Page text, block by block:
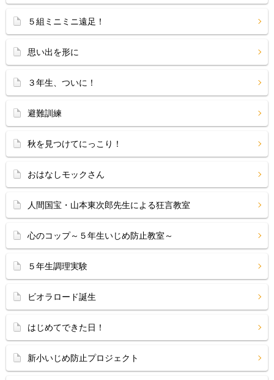
５組ミニミニ遠足！
思い出を形に
３年生、ついに！
避難訓練
秋を見つけてにっこり！
おはなしモックさん
人間国宝・山本東次郎先生による狂言教室
心のコップ～５年生いじめ防止教室～
５年生調理実験
ビオラロード誕生
はじめてできた日！
新小いじめ防止プロジェクト